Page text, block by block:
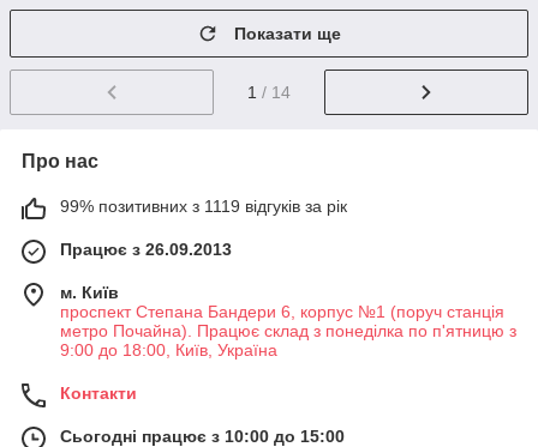
Показати ще
1 / 14
Про нас
99% позитивних з 1119 відгуків за рік
Працює з 26.09.2013
м. Київ
проспект Степана Бандери 6, корпус №1 (поруч станція
метро Почайна). Працює склад з понеділка по п'ятницю з
9:00 до 18:00, Київ, Україна
Контакти
Сьогодні працює з 10:00 до 15:00